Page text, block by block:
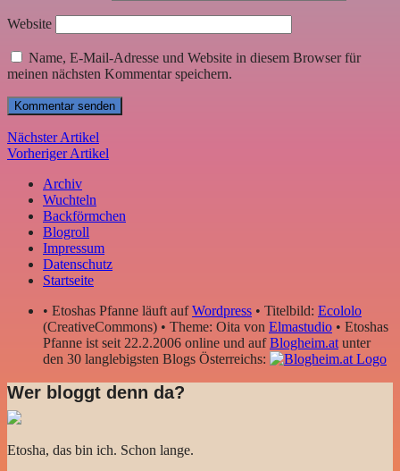
Website
Name, E-Mail-Adresse und Website in diesem Browser für
meinen nächsten Kommentar speichern.
Nächster Artikel
Vorheriger Artikel
Archiv
Wuchteln
Backförmchen
Blogroll
Impressum
Datenschutz
Startseite
• Etoshas Pfanne läuft aufWordpress • Titelbild: Ecololo
(CreativeCommons) • Theme: Oita von Elmastudio • Etoshas
Pfanne ist seit 22.2.2006 online und aufBlogheim.atunter
den 30 langlebigsten Blogs Österreichs:
Wer bloggt denn da?
Etosha, das bin ich. Schon lange.